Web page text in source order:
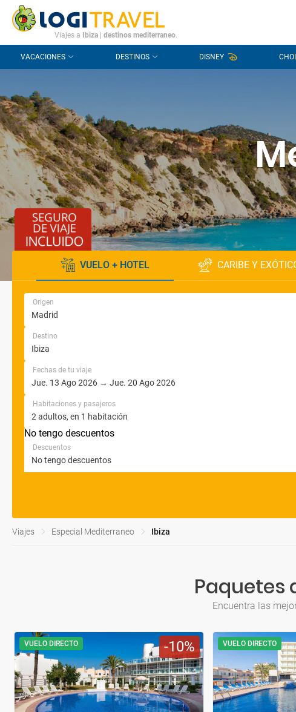
CONTACTO PREGUNTAS FRECUENTES
Viajes a Ibiza destinos mediterraneo.
VACACIONES DESTINOS DISNEY
VUELO + HOTEL CARIBE Y
Origen
Destino
Fechas de tu viaje
Habitaciones y pasajeros
No tengo descuentos
Descuentos
Viajes Especial Mediterraneo Ibiza
Paquetes
Encuentra las
10
VUELO DIRECTO VUELO DIRECTO